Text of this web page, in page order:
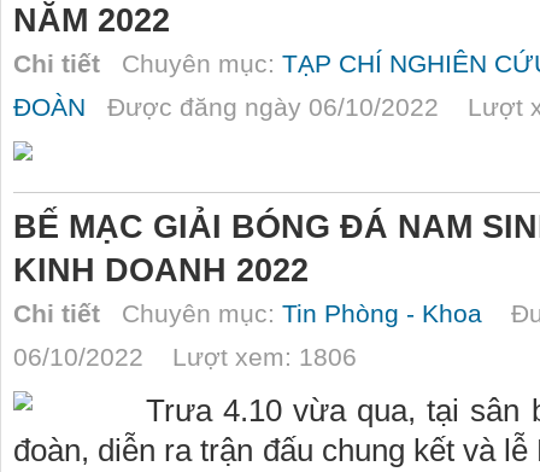
NĂM 2022
Chi tiết Chuyên mục: TẠP CHÍ NGHIÊN
ĐOÀN Được đăng ngày 06/10/2022 Lượt
BẾ MẠC GIẢI BÓNG ĐÁ NAM
KINH DOANH 2022
Chi tiết Chuyên mục: Tin Phòng - Khoa
06/10/2022 Lượt xem: 1806
Trưa 4.10 vừa qua, tại sân
đoàn, diễn ra trận đấu chung kết và